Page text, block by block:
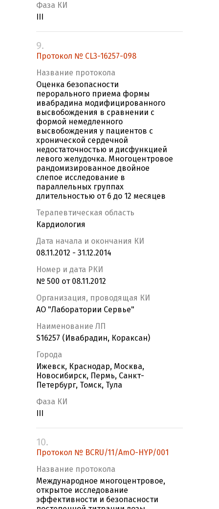
Фаза КИ
9.
Протокол № CL3-16257-098
Название протокола
Оценка безопасности
перорального приема формы
ивабрадина модифицированного
высвобождения в сравнении с
формой немедленного
высвобождения у пациентов с
хронической сердечной
недостаточностью и дисфункцией
левого желудочка. Многоцентровое
рандомизированное двойное
слепое исследование в
параллельных группах
длительностью от 6 до 12 месяцев
Терапевтическая область
Кардиология
Дата начала и окончания КИ
08.11.2012 - 31.12.2014
Номер и дата РКИ
№ 500 от 08.11.2012
Организация, проводящая КИ
АО "Лаборатории Сервье"
Наименование ЛП
S16257 (Ивабрадин, Кораксан)
Города
Ижевск, Краснодар, Москва,
Новосибирск, Пермь, Санкт-
Петербург, Томск, Тула
Фаза КИ
10.
Протокол № BCRU/11/AmO-HYP/001
Название протокола
Международное многоцентровое,
открытое исследование
эффективности и безопасности